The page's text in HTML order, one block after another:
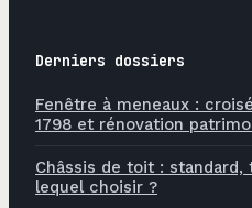
Derniers dossiers
Fenêtre à meneaux :
1798 et rénovation
Châssis de toit :
lequel choisir ?